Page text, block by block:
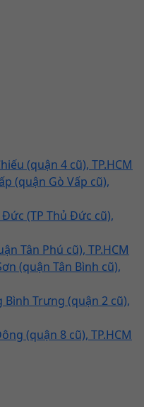
(quận 4 cũ), TP.HCM
(quận Gò Vấp cũ),
(TP Thủ Đức cũ),
Tân Phú cũ), TP.HCM
(quận Tân Bình cũ),
Trưng (quận 2 cũ),
(quận 8 cũ), TP.HCM